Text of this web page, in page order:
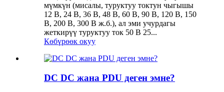
мүмкүн (мисалы, туруктуу токтун чыгышы
12 В, 24 В, 36 В, 48 В, 60 В, 90 В, 120 В, 150
В, 200 В, 300 В ж.б.), ал эми учурдагы
жеткирүү туруктуу ток 50 В 25...
Көбүрөөк окуу
DC DC жана PDU деген эмне?